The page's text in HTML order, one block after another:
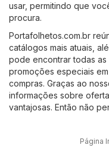
usar, permitindo que
procura.
Portafolhetos.com.br
catálogos mais atuais,
pode encontrar todas
promoções especiais
compras. Graças ao
informações sobre
vantajosas. Então não
Página